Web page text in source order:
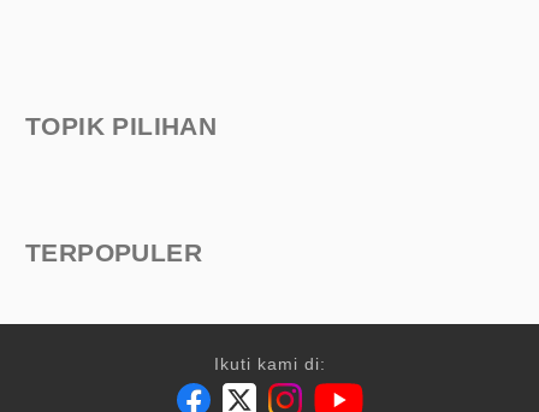
TOPIK PILIHAN
TERPOPULER
Ikuti kami di: